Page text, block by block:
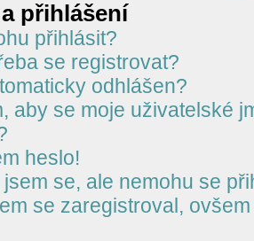
přihlášení
přihlásit?
se registrovat?
odhlášen?
aby se moje uživatelské
heslo!
se, ale nemohu se
se zaregistroval,